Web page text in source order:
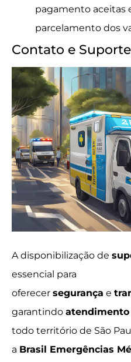
pagamento aceitas
parcelamento dos
Contato e Suporte
A disponibilização de
essencial para
oferecer segurança e
garantindo atendimento
todo território de São
a Brasil Emergências